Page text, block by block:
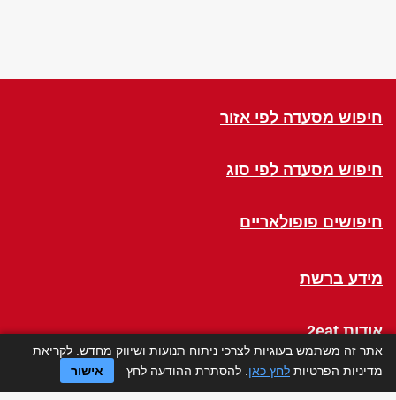
חיפוש מסעדה לפי אזור
חיפוש מסעדה לפי סוג
חיפושים פופולאריים
מידע ברשת
אודות 2eat
Click a Table
אתר זה משתמש בעוגיות לצרכי ניתוח תנועות ושיווק מחדש. לקריאת
מדיניות הפרטיות לחץ כאן . להסתרת ההודעה לחץ אישור